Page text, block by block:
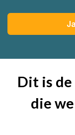
Dit is
die